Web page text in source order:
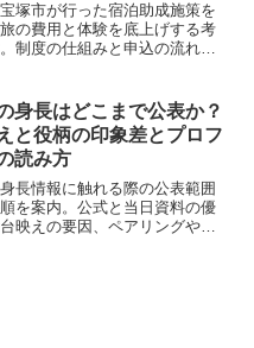
塚市が行った宿泊助成施策を
の費用と体験を底上げする考
制度の仕組みと申込の流れ、
身長はどこまで公表か？
と役柄の印象差とプロフ
読み方
長情報に触れる際の公表範囲
を案内。公式と当日資料の優
映えの要因、ペアリングや役